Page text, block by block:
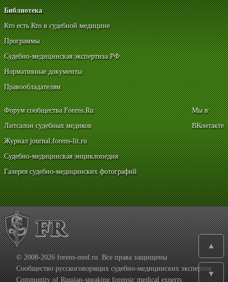
Библиотека
Кто есть Кто в судебной медицине
Программы
Судебно-медицинская экспертиза РФ
Нормативные документы
Правообладателям
Форум сообщества Forens.Ru
Литсалон судебных медиков
Журнал journal.forens-lit.ru
Судебно-медицинская энциклопедия
Галерея судебно-медицинских фотографий
Мы в:
ВКонтакте
© 2008-2026 forens-med.ru. Все права защищены
Сообщество русскоговорящих судебно-медицинских экспертов
Community of Russian-speaking forensic medical experts
▲
▼